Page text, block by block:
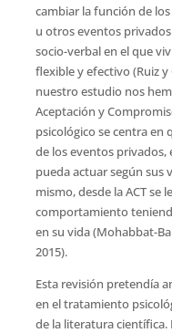
cambiar la función de
u otros eventos
socio-verbal en el que
flexible y efectivo (Ruiz
nuestro estudio nos
Aceptación y
psicológico se centra en
de los eventos privados,
pueda actuar según sus
mismo, desde la ACT se
comportamiento
en su vida (Mohabbat-
2015).
Esta revisión pretendía
en el tratamiento
de la literatura científica.